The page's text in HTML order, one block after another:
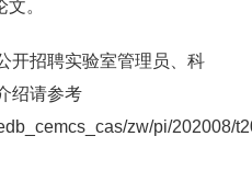
。
招聘实验室管理员、科
绍请参考
zw/pi/202008/